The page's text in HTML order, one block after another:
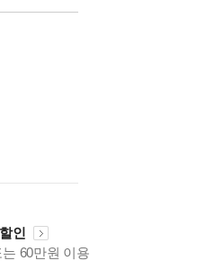
인
60만원 이용